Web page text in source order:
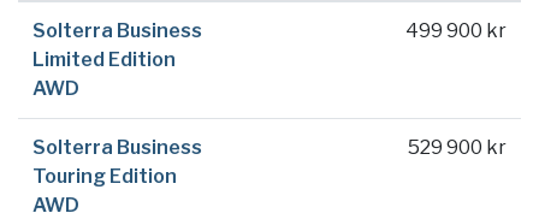
Solterra Business
Limited Edition
AWD
499 900 kr
Solterra Business
Touring Edition
AWD
529 900 kr